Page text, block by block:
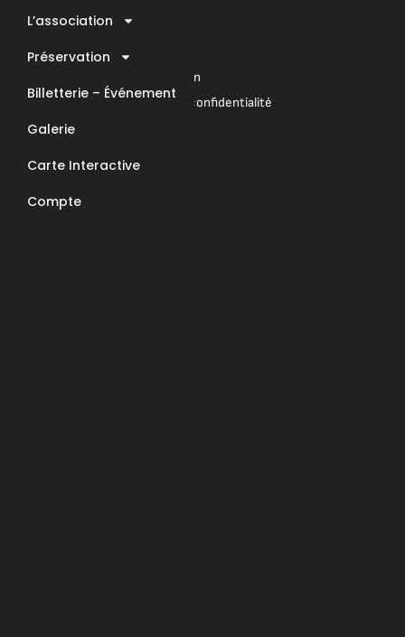
r
m
e
L’association
Préservation
Billetterie – Événement
Galerie
Carte Interactive
Compte
Mentions légales
Conditions Générales de Vente
Conditions Générales d’Utilisation
Mentions légales & Politique de confidentialité
E-Mail : contact@apcc6570.fr
Téléphone : 06 85 81 94 56